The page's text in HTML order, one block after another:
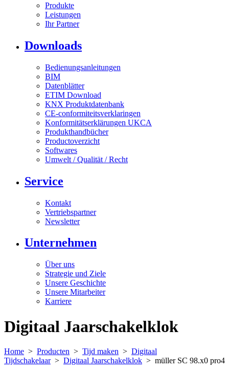
Produkte
Leistungen
Ihr Partner
Downloads
Bedienungsanleitungen
BIM
Datenblätter
ETIM Download
KNX Produktdatenbank
CE-conformiteitsverklaringen
Konformitätserklärungen UKCA
Produkthandbücher
Productoverzicht
Softwares
Umwelt / Qualität / Recht
Service
Kontakt
Vertriebspartner
Newsletter
Unternehmen
Über uns
Strategie und Ziele
Unsere Geschichte
Unsere Mitarbeiter
Karriere
Digitaal Jaarschakelklok
Home > Producten > Tijd maken > Digitaal
Tijdschakelaar> Digitaal Jaarschakelklok > müller SC 98.x0 pro4